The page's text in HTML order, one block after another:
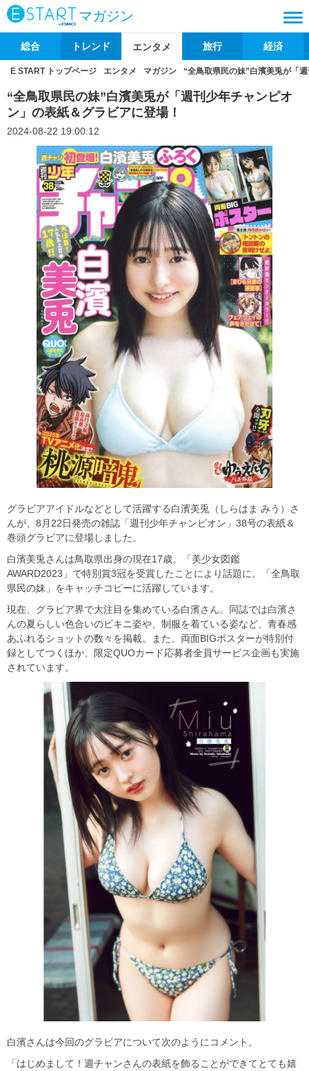
マガジン
総合 トレンド エンタメ 旅行 経済
E START トップページ エンタメ マガジン “全鳥取県民の妹”白濱美兎が「
“全鳥取県民の妹”白濱美兎が「週刊少年チャンピオ
ン」の表紙＆グラビアに登場！
2024-08-22 19:00:12
グラビアアイドルなどとして活躍する白濱美兎（しらはま みう）さ
んが、8月22日発売の雑誌「週刊少年チャンピオン」38号の表紙＆
巻頭グラビアに登場しました。
白濱美兎さんは鳥取県出身の現在17歳。「美少女図鑑
AWARD2023」で特別賞3冠を受賞したことにより話題に。「全鳥取
県民の妹」をキャッチコピーに活躍しています。
現在、グラビア界で大注目を集めている白濱さん。同誌では白濱さ
んの夏らしい色合いのビキニ姿や、制服を着ている姿など、青春感
あふれるショットの数々を掲載。また、両面BIGポスターが特別付
録としてつくほか、限定QUOカード応募者全員サービス企画も実施
されています。
白濱さんは今回のグラビアについて次のようにコメント。
「はじめまして！週チャンさんの表紙を飾ることができてとても嬉